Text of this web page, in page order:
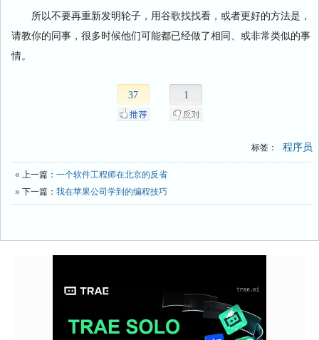
所以不要再重新发明轮子，用谷歌找找看，或者更好的方法是，
请教你的同事，很多时候他们可能都已经做了相同、或非常类似的事
情。
37 1
标签： 程序员
« 上一篇： 一个软件工程师在北京的反省
» 下一篇： 我在苹果公司学到的编程技巧